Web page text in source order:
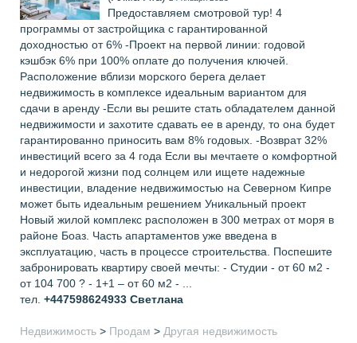
Предоставляем смотровой тур! 4
программы от застройщика с гарантированной
доходностью от 6% -Проект на первой линии: годовой
кэшбэк 6% при 100% оплате до получения ключей.
Расположение вблизи морского берега делает
недвижимость в комплексе идеальным вариантом для
сдачи в аренду -Если вы решите стать обладателем данной
недвижимости и захотите сдавать ее в аренду, то она будет
гарантированно приносить вам 8% годовых. -Возврат 32%
инвестиций всего за 4 года Если вы мечтаете о комфортной
и недорогой жизни под солнцем или ищете надежные
инвестиции, владение недвижимостью на Северном Кипре
может быть идеальным решением Уникальный проект
Новый жилой комплекс расположен в 300 метрах от моря в
районе Боаз. Часть апартаментов уже введена в
эксплуатацию, часть в процессе строительства. Поспешите
забронировать квартиру своей мечты: - Студии - от 60 м2 -
от 104 700 ? - 1+1 – от 60 м2 - ...
тел. +447598624933 Светлана
Недвижимость > Продам > Другая недвижимость